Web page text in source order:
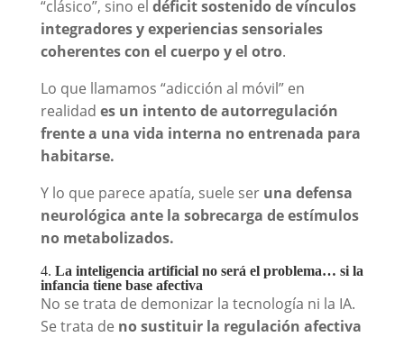
“clásico”, sino el déficit sostenido de vínculos
integradores y experiencias sensoriales
coherentes con el cuerpo y el otro.
Lo que llamamos “adicción al móvil” en
realidad es un intento de autorregulación
frente a una vida interna no entrenada para
habitarse.
Y lo que parece apatía, suele ser una defensa
neurológica ante la sobrecarga de estímulos
no metabolizados.
4. La inteligencia artificial no será el problema… si la
infancia tiene base afectiva
No se trata de demonizar la tecnología ni la IA.
Se trata de no sustituir la regulación afectiva